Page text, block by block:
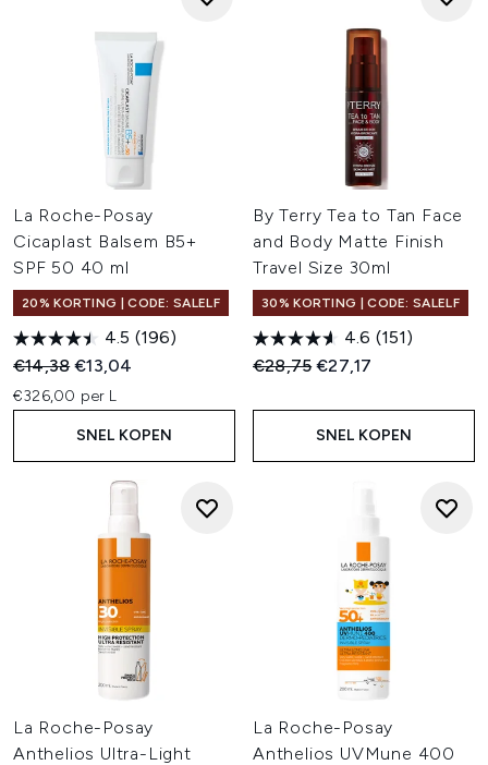
La Roche-Posay
Cicaplast Balsem B5+
SPF 50 40 ml
20% KORTING | CODE: SALELF
4.5 (196)
Recommended Retail Price:
€14,38Huidige prijs:
€13,04
€326,00 per L
SNEL KOPEN
By Terry Tea to Tan Face
and Body Matte Finish
Travel Size 30ml
30% KORTING | CODE: SALELF
4.6 (151)
Recommended Retail Price:
€28,75Huidige prijs:
€27,17
SNEL KOPEN
La Roche-Posay
Anthelios Ultra-Light
La Roche-Posay
Anthelios UVMune 400